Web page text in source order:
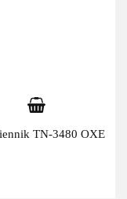
TN-3480 OXE